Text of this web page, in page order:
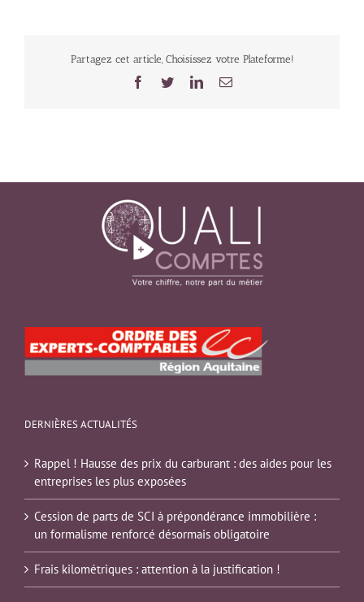
Partagez cet article, Choisissez votre Plateforme!
Facebook
TwitterLinkedInEmail
DERNIÈRES ACTUALITÉS
Rappel ! Hausse des prix du carburant : des aides pour les
entreprises les plus exposées
Cession de parts de SCI à prépondérance immobilière :
un formalisme renforcé désormais obligatoire
Frais kilométriques : attention à la justification !